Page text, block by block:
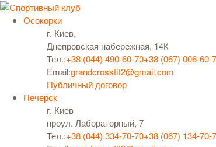
Осокорки
г. Киев,
Днепровская набережная, 14К
Тел.:+38 (044) 490-60-70+38 (067) 006-60-
Email:grandcrossfit2@gmail.com
Публичный договор
Печерск
г. Киев
проул. Лабораторный, 7
Тел.:+38 (044) 334-70-70+38 (067) 134-70-